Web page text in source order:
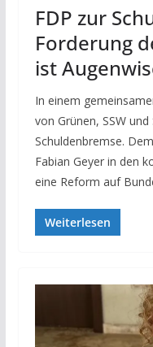
FDP zur
Forderung
ist
In einem
von Grünen, SSW
Schuldenbremse.
Fabian Geyer in den
eine Reform auf
Weiterlesen